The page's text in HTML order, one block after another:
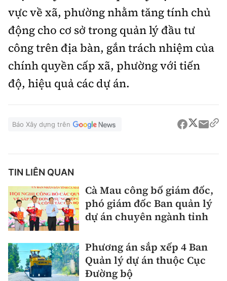
vực về xã, phường nhằm tăng tính chủ
động cho cơ sở trong quản lý đầu tư
công trên địa bàn, gắn trách nhiệm của
chính quyền cấp xã, phường với tiến
độ, hiệu quả các dự án.
Báo Xây dựng trên
TIN LIÊN QUAN
Cà Mau công bố giám đốc,
phó giám đốc Ban quản lý
dự án chuyên ngành tỉnh
Phương án sắp xếp 4 Ban
Quản lý dự án thuộc Cục
Đường bộ